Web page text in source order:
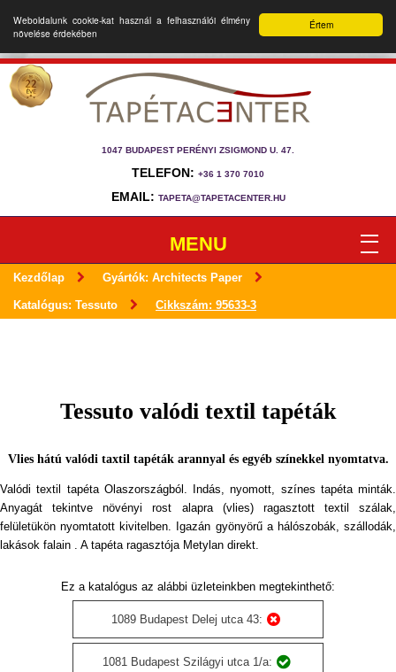
Értem
Weboldalunk cookie-kat használ a felhasználói élmény
növelése érdekében
1047 BUDAPEST PERÉNYI ZSIGMOND U. 47.
TELEFON: +36 1 370 7010
EMAIL: TAPETA@TAPETACENTER.HU
MENU
Kezdőlap Gyártók: Architects Paper
Katalógus: Tessuto Cikkszám: 95633-3
Tessuto valódi textil tapéták
Vlies hátú valódi taxtil tapéták arannyal és egyéb színekkel nyomtatva.
Valódi textil tapéta Olaszországból. Indás, nyomott, színes tapéta minták.
Anyagát tekintve növényi rost alapra (vlies) ragasztott textil szálak,
felületükön nyomtatott kivitelben. Igazán gyönyörű a hálószobák, szállodák,
lakások falain . A tapéta ragasztója Metylan direkt.
Ez a katalógus az alábbi üzleteinkben megtekinthető:
1089 Budapest Delej utca 43:
1081 Budapest Szilágyi utca 1/a: